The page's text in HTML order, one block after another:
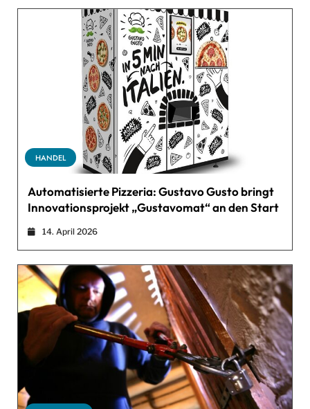
HANDEL
Automatisierte Pizzeria: Gustavo Gusto bringt
Innovationsprojekt „Gustavomat“ an den Start
14. April 2026